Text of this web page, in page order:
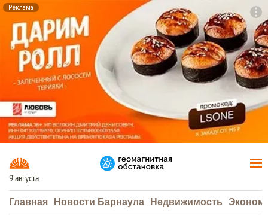
Реклама
9 августа
Главная Новости Барнаула Недвижимость